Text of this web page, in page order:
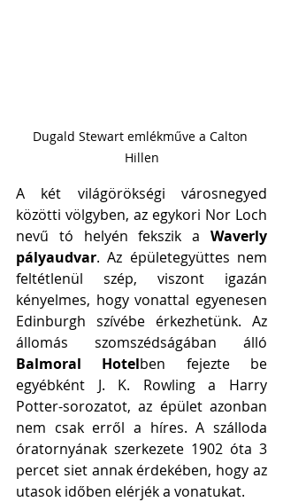
Dugald Stewart emlékműve a Calton
Hillen
A két világörökségi városnegyed
közötti völgyben, az egykori Nor Loch
nevű tó helyén fekszik a Waverly
pályaudvar. Az épületegyüttes nem
feltétlenül szép, viszont igazán
kényelmes, hogy vonattal egyenesen
Edinburgh szívébe érkezhetünk. Az
Balmoral Hotelben fejezte be
egyébként J. K. Rowling a Harry
Potter-sorozatot, az épület azonban
nem csak erről a híres. A szálloda
óratornyának szerkezete 1902 óta 3
percet siet annak érdekében, hogy az
utasok időben elérjék a vonatukat.